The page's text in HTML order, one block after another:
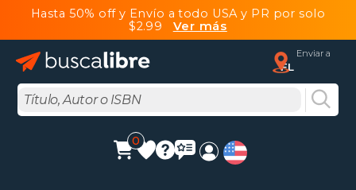
Hasta 50% off y Envío a todo USA y PR por solo
$2.99 Ver más
Enviar a
FL
0